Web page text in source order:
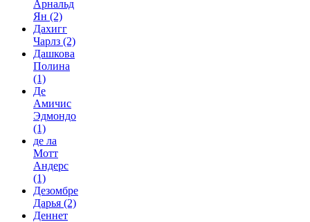
Арнальд
Ян (2)
Дахигг
Чарлз (2)
Дашкова
Полина
(1)
Де
Амичис
Эдмондо
(1)
де ла
Мотт
Андерс
(1)
Дезомбре
Дарья (2)
Деннет